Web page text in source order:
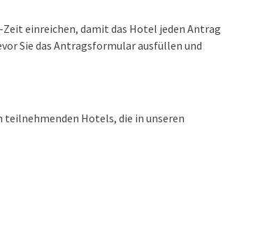
einreichen, damit das Hotel jeden Antrag
Sie das Antragsformular ausfüllen und
Hotels, die in unseren